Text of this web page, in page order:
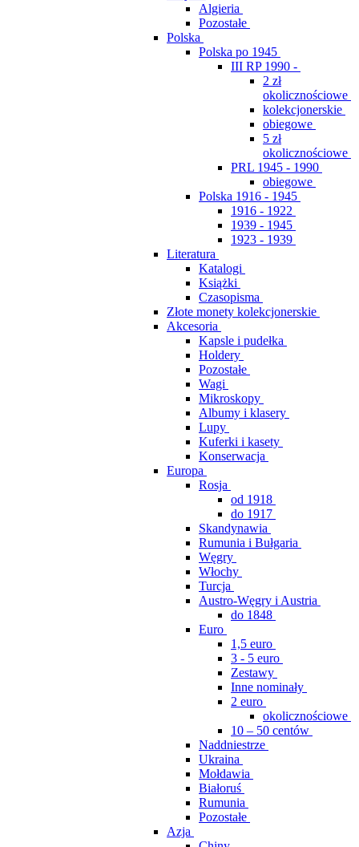
Algieria
Pozostałe
Polska
Polska po 1945
III RP 1990 -
2 zł
okolicznościowe
kolekcjonerskie
obiegowe
5 zł
okolicznościowe
PRL 1945 - 1990
obiegowe
Polska 1916 - 1945
1916 - 1922
1939 - 1945
1923 - 1939
Literatura
Katalogi
Książki
Czasopisma
Złote monety kolekcjonerskie
Akcesoria
Kapsle i pudełka
Holdery
Pozostałe
Wagi
Mikroskopy
Albumy i klasery
Lupy
Kuferki i kasety
Konserwacja
Europa
Rosja
od 1918
do 1917
Skandynawia
Rumunia i Bułgaria
Węgry
Włochy
Turcja
Austro-Węgry i Austria
do 1848
Euro
1,5 euro
3 - 5 euro
Zestawy
Inne nominały
2 euro
okolicznościowe
10 – 50 centów
Naddniestrze
Ukraina
Mołdawia
Białoruś
Rumunia
Pozostałe
Azja